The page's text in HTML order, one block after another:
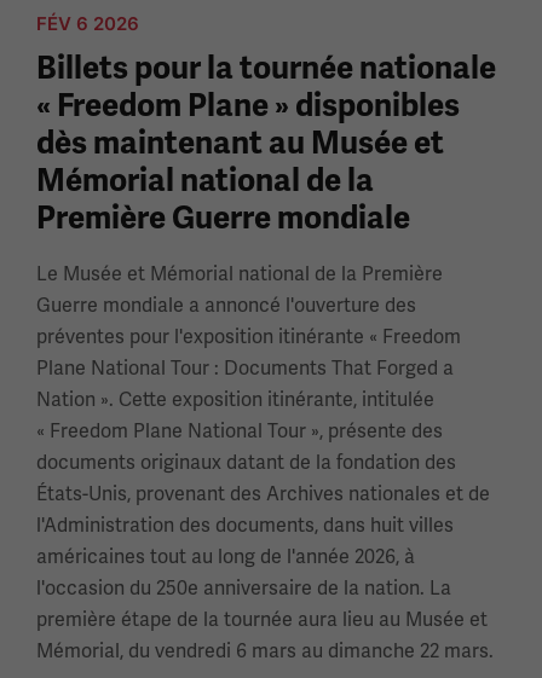
FÉV 6 2026
Billets pour la tournée nationale
« Freedom Plane » disponibles
dès maintenant au Musée et
Mémorial national de la
Première Guerre mondiale
Le Musée et Mémorial national de la Première
Guerre mondiale a annoncé l'ouverture des
préventes pour l'exposition itinérante « Freedom
Plane National Tour : Documents That Forged a
Nation ». Cette exposition itinérante, intitulée
« Freedom Plane National Tour », présente des
documents originaux datant de la fondation des
États-Unis, provenant des Archives nationales et de
l'Administration des documents, dans huit villes
américaines tout au long de l'année 2026, à
l'occasion du 250e anniversaire de la nation. La
première étape de la tournée aura lieu au Musée et
Mémorial, du vendredi 6 mars au dimanche 22 mars.